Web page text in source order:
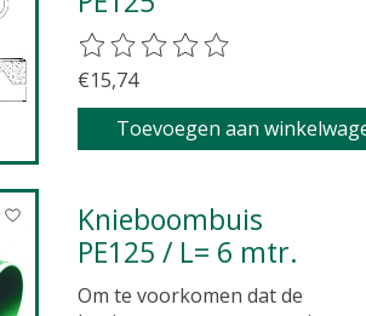
De beoordeling van dit
€15,74
Toevoegen aan
Knieboombuis
PE125 / L= 6 mtr.
Om te voorkomen dat de